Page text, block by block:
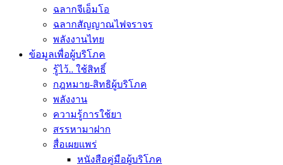
ฉลากจีเอ็มโอ
ฉลากสัญญาณไฟจราจร
พลังงานไทย
ข้อมูลเพื่อผู้บริโภค
รู้ไว้.. ใช้สิทธิ์
กฎหมาย-สิทธิผู้บริโภค
พลังงาน
ความรู้การใช้ยา
สรรหามาฝาก
สื่อเผยแพร่
หนังสือคู่มือผู้บริโภค